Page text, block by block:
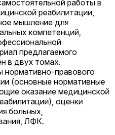
работы в
реабилитации,
мышление для
компетенций,
предлагаемого
в двух томах.
нормативно-правового
(основные нормативные
оказание медицинской
оценки
больных,
ЛФК.